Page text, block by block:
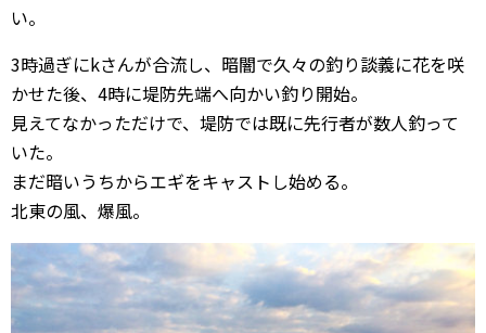
い。
3時過ぎにkさんが合流し、暗闇で久々の釣り談義に花を咲
かせた後、4時に堤防先端へ向かい釣り開始。
見えてなかっただけで、堤防では既に先行者が数人釣って
いた。
まだ暗いうちからエギをキャストし始める。
北東の風、爆風。